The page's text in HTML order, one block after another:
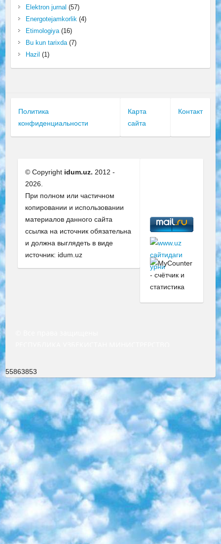
Elektron jurnal (57)
Energotejamkorlik(4)
Etimologiya(16)
Bu kun tarixda(7)
Hazil (1)
Политика
конфиденциальности
Карта
сайта
Контакт
© Copyright idum.uz. 2012 -
2026.
При полном или частичном
копировании и использовании
материалов данного сайта
ссылка на источник обязательна
и должна выглядеть в виде
источник: idum.uz
55863853